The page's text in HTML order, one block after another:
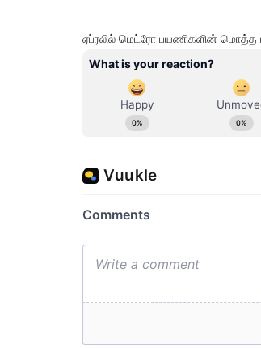
ஏப்ரலில் மெட்ரோ பயணிகளின் மொத்த